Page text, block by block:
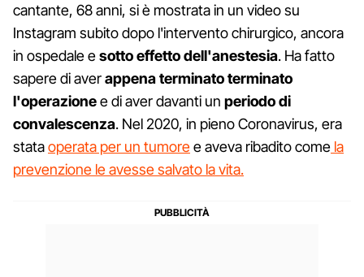
cantante, 68 anni, si è mostrata in un video su
Instagram subito dopo l'intervento chirurgico, ancora
in ospedale esotto effetto dell'anestesia. Ha fatto
sapere di averappena terminato terminato
l'operazionee di aver davanti un periodo di
convalescenza. Nel 2020, in pieno Coronavirus, era
stataoperata per un tumoree aveva ribadito come la
prevenzione le avesse salvato la vita.